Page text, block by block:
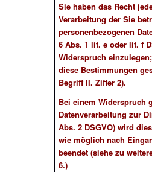
Sie haben das Recht
Verarbeitung der Sie
personenbezogenen
6 Abs. 1 lit. e oder lit. f
Widerspruch
diese Bestimmungen
Begriff II. Ziffer 2).
Bei einem Widerspruch
Datenverarbeitung zur
Abs. 2 DSGVO) wird
wie möglich nach
beendet (siehe zu
6.)